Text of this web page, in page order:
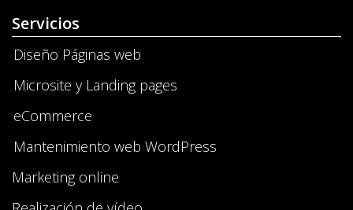
Servicios
Diseño Páginas web
Microsite y Landing pages
eCommerce
Mantenimiento web WordPress
Marketing online